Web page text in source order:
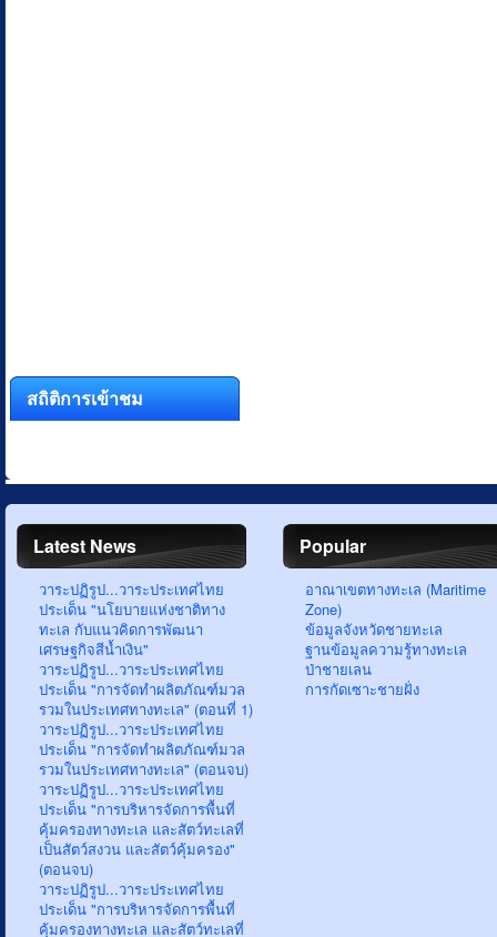
สถิติการเข้าชม
Latest News
วาระปฏิรูป...วาระประเทศไทย
ประเด็น "นโยบายแห่งชาติทาง
ทะเล กับแนวคิดการพัฒนา
เศรษฐกิจสีน้ำเงิน"
วาระปฏิรูป...วาระประเทศไทย
ประเด็น "การจัดทำผลิตภัณฑ์มวล
รวมในประเทศทางทะเล" (ตอนที่ 1)
วาระปฏิรูป...วาระประเทศไทย
ประเด็น "การจัดทำผลิตภัณฑ์มวล
รวมในประเทศทางทะเล" (ตอนจบ)
วาระปฏิรูป...วาระประเทศไทย
ประเด็น "การบริหารจัดการพื้นที่
คุ้มครองทางทะเล และสัตว์ทะเลที่
เป็นสัตว์สงวน และสัตว์คุ้มครอง"
(ตอนจบ)
วาระปฏิรูป...วาระประเทศไทย
ประเด็น "การบริหารจัดการพื้นที่
คุ้มครองทางทะเล และสัตว์ทะเลที่
Popular
อาณาเขตทางทะเล (Maritime
Zone)
ข้อมูลจังหวัดชายทะเล
ฐานข้อมูลความรู้ทางทะเล
ป่าชายเลน
การกัดเซาะชายฝั่ง